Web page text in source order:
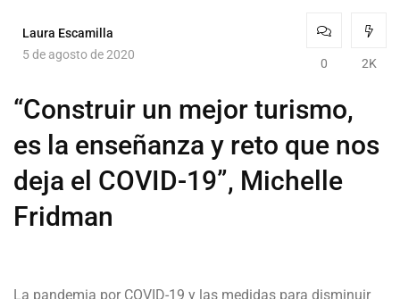
Laura Escamilla
5 de agosto de 2020
0 2K
“Construir un mejor turismo,
es la enseñanza y reto que nos
deja el COVID-19”, Michelle
Fridman
La pandemia por COVID-19 y las medidas para disminuir